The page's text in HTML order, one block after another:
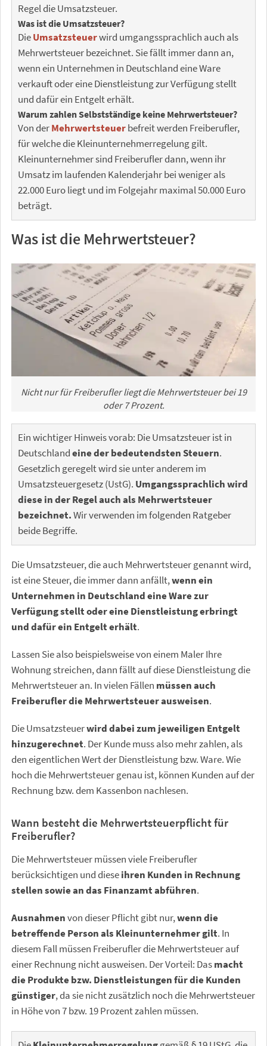
Regel die Umsatzsteuer.
Was ist die Umsatzsteuer?
DieUmsatzsteuerwird umgangssprachlich auch als
Mehrwertsteuer bezeichnet. Sie fällt immer dann an,
wenn ein Unternehmen in Deutschland eine Ware
verkauft oder eine Dienstleistung zur Verfügung stellt
und dafür ein Entgelt erhält.
Warum zahlen Selbstständige keine Mehrwertsteuer?
Von derMehrwertsteuerbefreit werden Freiberufler,
für welche die Kleinunternehmerregelung gilt.
Kleinunternehmer sind Freiberufler dann, wenn ihr
Umsatz im laufenden Kalenderjahr bei weniger als
22.000 Euro liegt und im Folgejahr maximal 50.000 Euro
beträgt.
Was ist die Mehrwertsteuer?
Nicht nur für Freiberufler liegt die Mehrwertsteuer bei 19
oder 7 Prozent.
Ein wichtiger Hinweis vorab: Die Umsatzsteuer ist in
Deutschlandeine der bedeutendsten Steuern.
Gesetzlich geregelt wird sie unter anderem im
Umsatzsteuergesetz (UstG). Umgangssprachlich wird
diese in der Regel auch als Mehrwertsteuer
bezeichnet.Wir verwenden im folgenden Ratgeber
beide Begriffe.
Die Umsatzsteuer, die auch Mehrwertsteuer genannt wird,
ist eine Steuer, die immer dann anfällt,wenn ein
Unternehmen in Deutschland eine Ware zur
Verfügung stellt oder eine Dienstleistung erbringt
und dafür ein Entgelt erhält.
Lassen Sie also beispielsweise von einem Maler Ihre
Wohnung streichen, dann fällt auf diese Dienstleistung die
Mehrwertsteuer an. In vielen Fällen müssen auch
Freiberufler die Mehrwertsteuer ausweisen.
Die Umsatzsteuerwird dabei zum jeweiligen Entgelt
hinzugerechnet. Der Kunde muss also mehr zahlen, als
den eigentlichen Wert der Dienstleistung bzw. Ware. Wie
hoch die Mehrwertsteuer genau ist, können Kunden auf der
Rechnung bzw. dem Kassenbon nachlesen.
Wann besteht die Mehrwertsteuerpflicht für
Freiberufler?
Die Mehrwertsteuer müssen viele Freiberufler
berücksichtigen und dieseihren Kunden in Rechnung
stellen sowie an das Finanzamt abführen.
Ausnahmenvon dieser Pflicht gibt nur,wenn die
betreffende Person als Kleinunternehmer gilt. In
diesem Fall müssen Freiberufler die Mehrwertsteuer auf
einer Rechnung nicht ausweisen. Der Vorteil: Dasmacht
die Produkte bzw. Dienstleistungen für die Kunden
günstiger, da sie nicht zusätzlich noch die Mehrwertsteuer
in Höhe von 7 bzw. 19 Prozent zahlen müssen.